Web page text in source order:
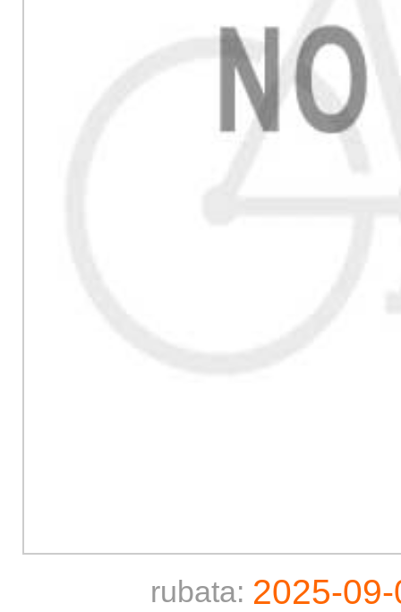
rubata: 2025-